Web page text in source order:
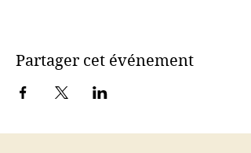
Partager cet événement